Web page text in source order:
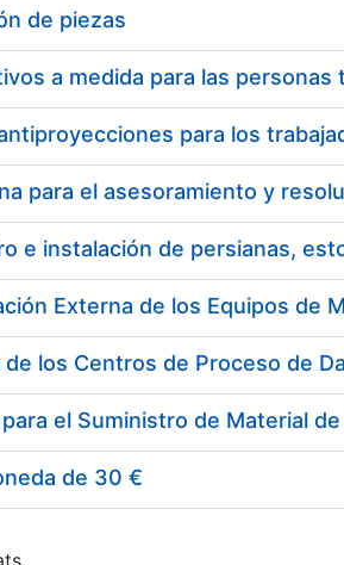
de piezas
e instalación de persianas,
de 30 €